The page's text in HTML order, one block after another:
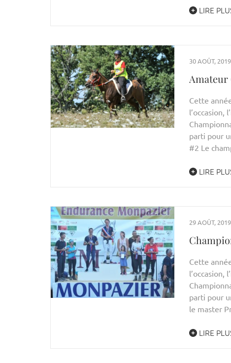
LIRE
30 AOÛT, 2019
Amateur
Cette
l’occasion,
parti pour
#2 Le
LIRE
29 AOÛT, 2019
Cette
l’occasion,
parti pour
le master
LIRE